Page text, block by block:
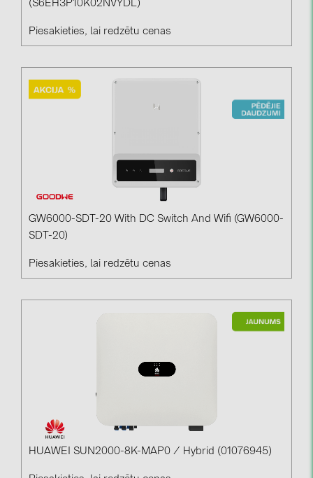
(S6EH3P10K02NVYDL)
Piesakieties, lai redzētu cenas
GW6000-SDT-20 With DC Switch And Wifi (GW6000-
SDT-20)
Piesakieties, lai redzētu cenas
HUAWEI SUN2000-8K-MAP0 / Hybrid (01076945)